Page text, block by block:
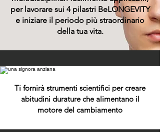
per lavorare sui 4 pilastri BeLONGEVITY
e iniziare il periodo più straordinario
della tua vita.
Ti fornirà strumenti scientifici per creare
abitudini durature che alimentano il
motore del cambiamento